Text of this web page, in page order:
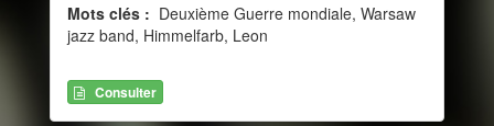
Mots clés : Deuxième Guerre mondiale, Warsaw
jazz band, Himmelfarb, Leon
Consulter